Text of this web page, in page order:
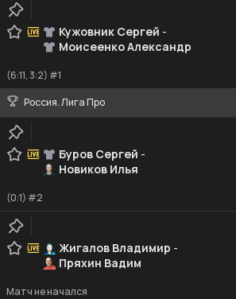
Кужовник Сергей -
Моисеенко Александр
(6:11, 3:2) #1
Россия. Лига Про
Буров Сергей -
Новиков Илья
(0:1) #2
Жигалов Владимир -
Пряхин Вадим
Матч не начался